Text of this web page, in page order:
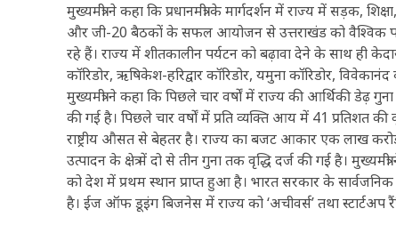
मुख्यमंत्री ने कहा कि प्रधानमंत्री के मार्गदर्शन में राज्य में सड़क,
और जी-20 बैठकों के सफल आयोजन से उत्तराखंड को वैश्विक
रहे हैं। राज्य में शीतकालीन पर्यटन को बढ़ावा देने के साथ ही
कॉरिडोर, ऋषिकेश-हरिद्वार कॉरिडोर, यमुना कॉरिडोर,
मुख्यमंत्री ने कहा कि पिछले चार वर्षों में राज्य की आर्थिकी डेढ़
की गई है। पिछले चार वर्षों में प्रति व्यक्ति आय में 41 प्रतिशत
राष्ट्रीय औसत से बेहतर है। राज्य का बजट आकार एक लाख
उत्पादन के क्षेत्र में दो से तीन गुना तक वृद्धि दर्ज की गई है।
को देश में प्रथम स्थान प्राप्त हुआ है। भारत सरकार के सार्वजनिक
है। ईज ऑफ डूइंग बिजनेस में राज्य को ‘अचीवर्स’ तथा स्टार्टअप